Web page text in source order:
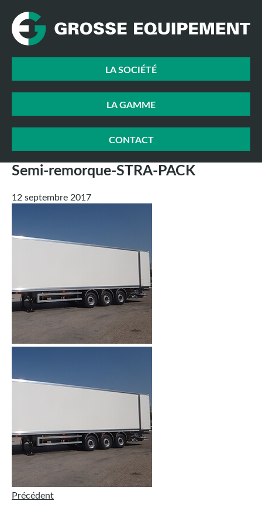
LA SOCIÉTÉ
LA GAMME
CONTACT
Semi-remorque-STRA-PACK
12 septembre 2017
Précédent